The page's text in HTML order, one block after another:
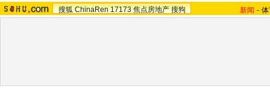
搜狐 ChinaRen 17173 焦点房地产 搜狗 新闻 -